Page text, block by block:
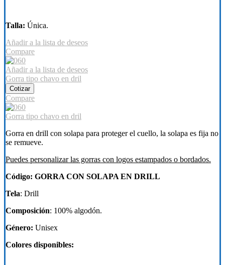
Talla: Única.
Añadir a la lista de deseos
Compare
Añadir a la lista de deseos
Gorra tipo chavo en dril
Cotizar
Compare
Gorra tipo chavo en dril
Gorra en drill con solapa para proteger el cuello, la solapa es fija no
se remueve.
Puedes personalizar las gorras con logos estampados o bordados.
Código: GORRA CON SOLAPA EN DRILL
Tela: Drill
Composición: 100% algodón.
Género: Unisex
Colores disponibles: